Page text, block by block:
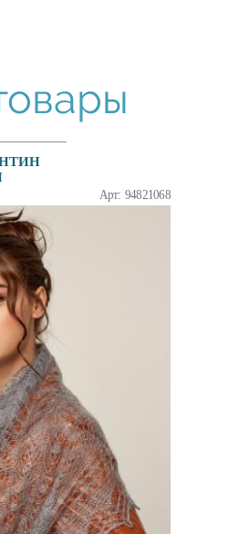
Арт: 94821068